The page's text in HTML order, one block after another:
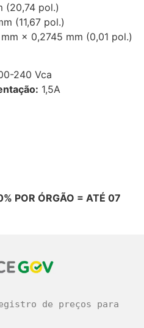
(20,74 pol.)
(11,67 pol.)
× 0,2745 mm (0,01 pol.)
240 Vca
1,5A
POR ÓRGÃO = ATÉ 07
de preços para